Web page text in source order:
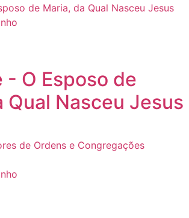
- O Esposo de
Qual Nasceu Jesus